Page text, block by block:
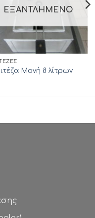
ΕΞΑΝΤΛΗΜΈΝΟ
Μονή 8 λίτρων